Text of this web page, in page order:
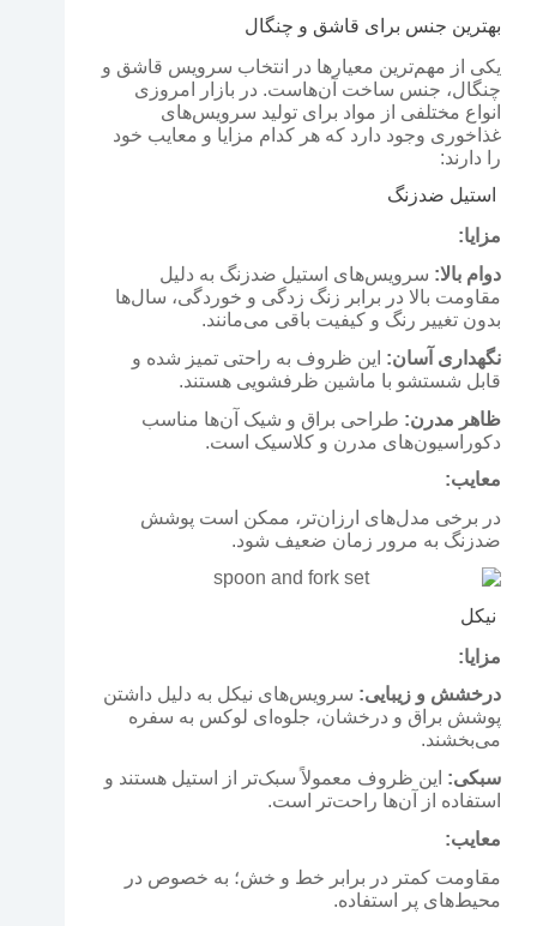
بهترین جنس برای قاشق و چنگال
یکی از مهم‌ترین معیارها در انتخاب سرویس قاشق و
چنگال، جنس ساخت آن‌هاست. در بازار امروزی
انواع مختلفی از مواد برای تولید سرویس‌های
غذاخوری وجود دارد که هر کدام مزایا و معایب خود
را دارند:
استیل ضدزنگ
مزایا:
دوام بالا: سرویس‌های استیل ضدزنگ به دلیل
مقاومت بالا در برابر زنگ زدگی و خوردگی، سال‌ها
بدون تغییر رنگ و کیفیت باقی می‌مانند.
نگهداری آسان: این ظروف به راحتی تمیز شده و
قابل شستشو با ماشین ظرفشویی هستند.
ظاهر مدرن: طراحی براق و شیک آن‌ها مناسب
دکوراسیون‌های مدرن و کلاسیک است.
معایب:
در برخی مدل‌های ارزان‌تر، ممکن است پوشش
ضدزنگ به مرور زمان ضعیف شود.
نیکل
مزایا:
درخشش و زیبایی: سرویس‌های نیکل به دلیل داشتن
پوشش براق و درخشان، جلوه‌ای لوکس به سفره
می‌بخشند.
سبکی: این ظروف معمولاً سبک‌تر از استیل هستند و
استفاده از آن‌ها راحت‌تر است.
معایب:
مقاومت کمتر در برابر خط و خش؛ به خصوص در
محیط‌های پر استفاده.